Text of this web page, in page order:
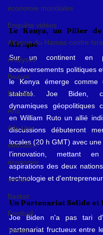
économie mondiales
Enquête vidéos
Attaque du Hamas contre
Analyses
Beauté
Planète
Arts
A la Une
éducation
économie
société
Basket
Football
Tennis
Le Kenya, un Pilier
Afrique
Sur un continent en
bouleversements politiques
le Kenya émerge comme
stabilité. Joe Biden,
dynamiques géopolitiques
en William Ruto un allié
discussions débuteront
locales (20 h GMT) avec
l'innovation, mettant
aspirations des deux
technologie et
Un Partenariat Solide
Joe Biden n'a pas tari
partenariat fructueux entre